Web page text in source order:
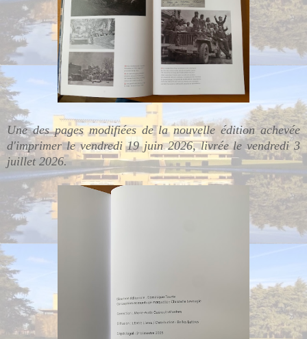
Une des pages modifiées de la nouvelle édition achevée
d'imprimer le vendredi 19 juin 2026, livrée le vendredi 3
juillet 2026.